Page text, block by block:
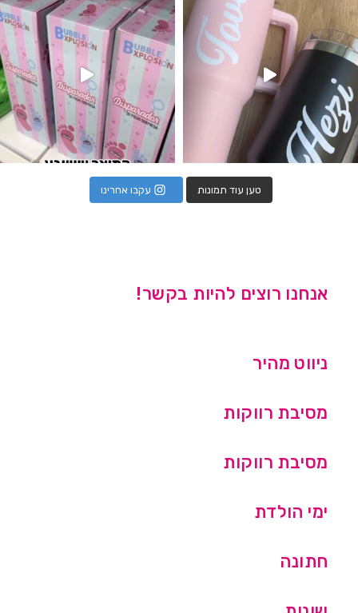
טען עוד תמונות עקבו אחרינו
אנחנו רוצים להיות בקשר!
ניווט מהיר
מסיבת רווקות
מסיבת רווקות
ימי הולדת
חתונה